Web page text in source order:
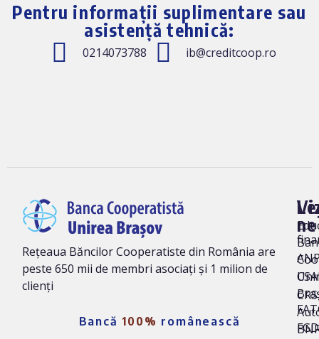
Pentru informații suplimentare sau
asistență tehnică:
0214073788 ib@creditcoop.ro
Rețeaua Băncilor Cooperatiste din România are
peste 650 mii de membri asociați și 1 milion de
clienți
Bancă 100% românească
ne